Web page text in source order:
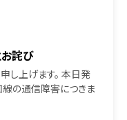
詫び
し上げます。 本日発
の通信障害につきま